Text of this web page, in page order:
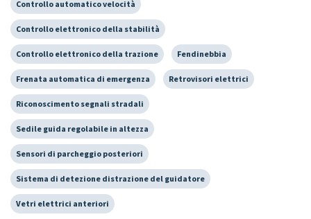
Controllo automatico velocità
Controllo elettronico della stabilità
Controllo elettronico della trazione Fendinebbia
Frenata automatica di emergenza Retrovisori elettrici
Riconoscimento segnali stradali
Sedile guida regolabile in altezza
Sensori di parcheggio posteriori
Sistema di detezione distrazione del guidatore
Vetri elettrici anteriori